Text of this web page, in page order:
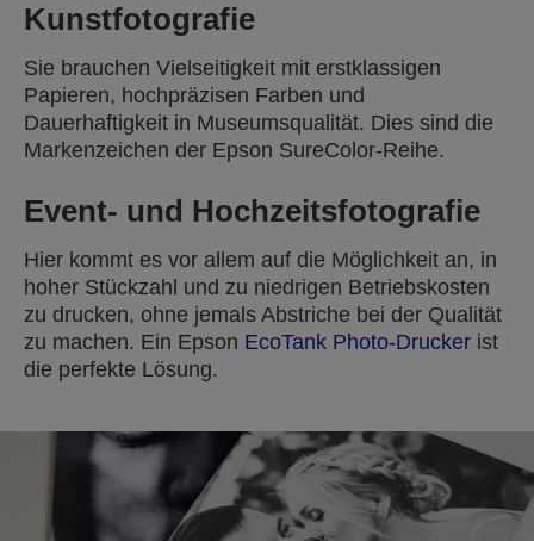
Kunstfotografie
Sie brauchen Vielseitigkeit mit erstklassigen
Papieren, hochpräzisen Farben und
Dauerhaftigkeit in Museumsqualität. Dies sind die
Markenzeichen der Epson SureColor-Reihe.
Event- und Hochzeitsfotografie
Hier kommt es vor allem auf die Möglichkeit an, in
hoher Stückzahl und zu niedrigen Betriebskosten
zu drucken, ohne jemals Abstriche bei der Qualität
zu machen. Ein Epson EcoTank Photo-Drucker ist
die perfekte Lösung.